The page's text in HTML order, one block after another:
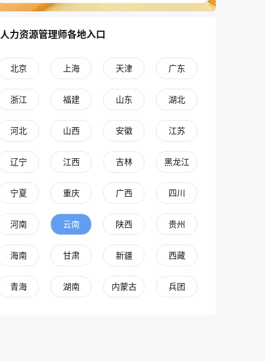
人力资源管理师各地入口
北京 上海 天津 广东
浙江 福建 山东 湖北
河北 山西 安徽 江苏
辽宁 江西 吉林 黑龙江
宁夏 重庆 广西 四川
河南 云南 陕西 贵州
海南 甘肃 新疆 西藏
青海 湖南 内蒙古 兵团